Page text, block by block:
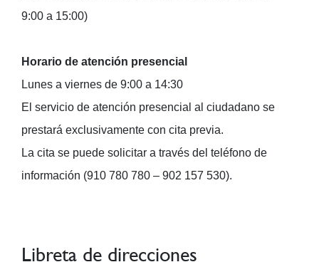
9:00 a 15:00)
Horario de atención presencial
Lunes a viernes de 9:00 a 14:30
El servicio de atención presencial al ciudadano se
prestará exclusivamente con cita previa.
La cita se puede solicitar a través del teléfono de
información (910 780 780 – 902 157 530).
Libreta de direcciones